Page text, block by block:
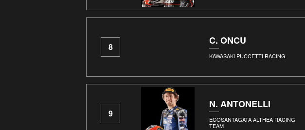
8
C. ONCU
KAWASAKI PUCCETTI RACING
9
N. ANTONELLI
ECOSANTAGATA ALTHEA RACING
TEAM